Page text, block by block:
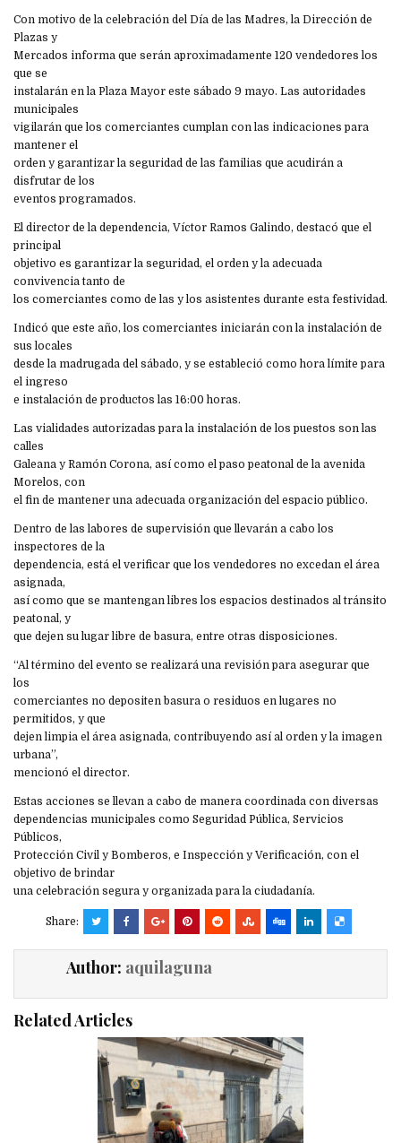
Con motivo de la celebración del Día de las Madres, la Dirección de
Plazas y
Mercados informa que serán aproximadamente 120 vendedores los
que se
instalarán en la Plaza Mayor este sábado 9 mayo. Las autoridades
municipales
vigilarán que los comerciantes cumplan con las indicaciones para
mantener el
orden y garantizar la seguridad de las familias que acudirán a
disfrutar de los
eventos programados.
El director de la dependencia, Víctor Ramos Galindo, destacó que el
principal
objetivo es garantizar la seguridad, el orden y la adecuada
convivencia tanto de
los comerciantes como de las y los asistentes durante esta festividad.
Indicó que este año, los comerciantes iniciarán con la instalación de
sus locales
desde la madrugada del sábado, y se estableció como hora límite para
el ingreso
e instalación de productos las 16:00 horas.
Las vialidades autorizadas para la instalación de los puestos son las
calles
Galeana y Ramón Corona, así como el paso peatonal de la avenida
Morelos, con
el fin de mantener una adecuada organización del espacio público.
Dentro de las labores de supervisión que llevarán a cabo los
inspectores de la
dependencia, está el verificar que los vendedores no excedan el área
asignada,
así como que se mantengan libres los espacios destinados al tránsito
peatonal, y
que dejen su lugar libre de basura, entre otras disposiciones.
“Al término del evento se realizará una revisión para asegurar que
los
comerciantes no depositen basura o residuos en lugares no
permitidos, y que
dejen limpia el área asignada, contribuyendo así al orden y la imagen
urbana”,
mencionó el director.
Estas acciones se llevan a cabo de manera coordinada con diversas
dependencias municipales como Seguridad Pública, Servicios
Públicos,
Protección Civil y Bomberos, e Inspección y Verificación, con el
objetivo de brindar
una celebración segura y organizada para la ciudadanía.
Share:
Author: aquilaguna
Related Articles